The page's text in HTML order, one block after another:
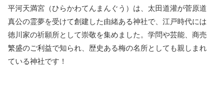
平河天満宮（ひらかわてんまんぐう）は、太田道灌が菅原道
真公の霊夢を受けて創建した由緒ある神社で、江戸時代には
徳川家の祈願所として崇敬を集めました。学問や芸能、商売
繁盛のご利益で知られ、歴史ある梅の名所としても親しまれ
ている神社です！